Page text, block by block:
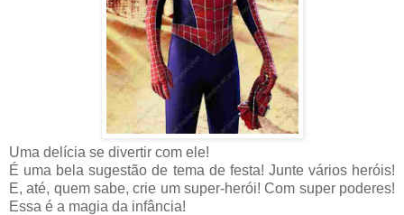
Uma delícia se divertir com ele!
É uma bela sugestão de tema de festa! Junte vários heróis!
E, até, quem sabe, crie um super-herói! Com super poderes!
Essa é a magia da infância!